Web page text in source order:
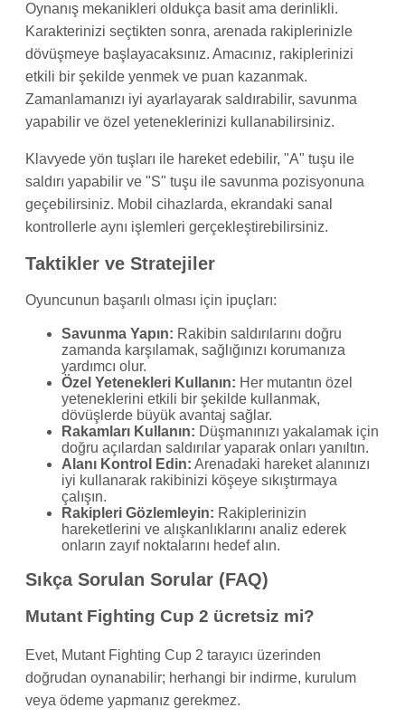
Oynanış mekanikleri oldukça basit ama derinlikli.
Karakterinizi seçtikten sonra, arenada rakiplerinizle
dövüşmeye başlayacaksınız. Amacınız, rakiplerinizi
etkili bir şekilde yenmek ve puan kazanmak.
Zamanlamanızı iyi ayarlayarak saldırabilir, savunma
yapabilir ve özel yeteneklerinizi kullanabilirsiniz.
Klavyede yön tuşları ile hareket edebilir, "A" tuşu ile
saldırı yapabilir ve "S" tuşu ile savunma pozisyonuna
geçebilirsiniz. Mobil cihazlarda, ekrandaki sanal
kontrollerle aynı işlemleri gerçekleştirebilirsiniz.
Taktikler ve Stratejiler
Oyuncunun başarılı olması için ipuçları:
Savunma Yapın: Rakibin saldırılarını doğru
zamanda karşılamak, sağlığınızı korumanıza
yardımcı olur.
Özel Yetenekleri Kullanın: Her mutantın özel
yeteneklerini etkili bir şekilde kullanmak,
dövüşlerde büyük avantaj sağlar.
Rakamları Kullanın: Düşmanınızı yakalamak için
doğru açılardan saldırılar yaparak onları yanıltın.
Alanı Kontrol Edin: Arenadaki hareket alanınızı
iyi kullanarak rakibinizi köşeye sıkıştırmaya
çalışın.
Rakipleri Gözlemleyin: Rakiplerinizin
hareketlerini ve alışkanlıklarını analiz ederek
onların zayıf noktalarını hedef alın.
Sıkça Sorulan Sorular (FAQ)
Mutant Fighting Cup 2 ücretsiz mi?
Evet, Mutant Fighting Cup 2 tarayıcı üzerinden
doğrudan oynanabilir; herhangi bir indirme, kurulum
veya ödeme yapmanız gerekmez.